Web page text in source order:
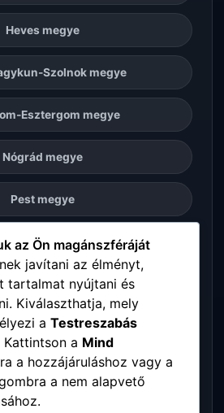
Heves megye
Szolnok megye
Esztergom megye
Nógrád megye
Pest megye
Somogy megye
Szatmár-Bereg megye
Tolna megye
Vas megye
az Ön magánszféráját
javítani az élményt,
tartalmat nyújtani és
Kiválaszthatja, mely
a Testreszabás
a Mind
a hozzájáruláshoz vagy a
a nem alapvető